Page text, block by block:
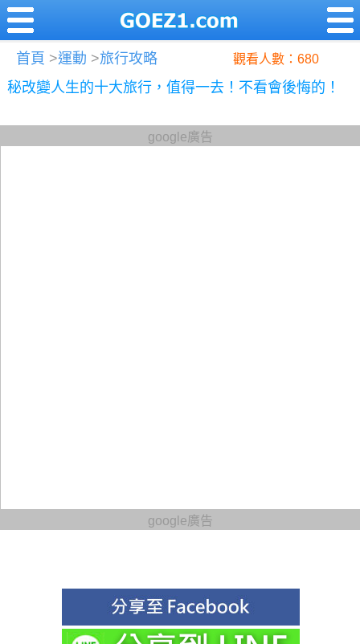
首頁 >運動 >旅行攻略 觀看人數：680
秘改變人生的十大旅行，值得一去！不看會後悔的！
google廣告
google廣告